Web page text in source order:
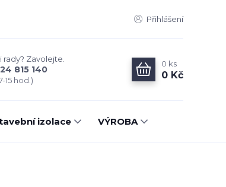
Přihlášení
rady? Zavolejte.
815 140
15 hod.)
0 ks
0 Kč
izolace VÝROBA